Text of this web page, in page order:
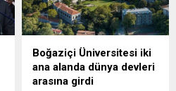
Boğaziçi Üniversitesi iki
ana alanda dünya devleri
arasına girdi